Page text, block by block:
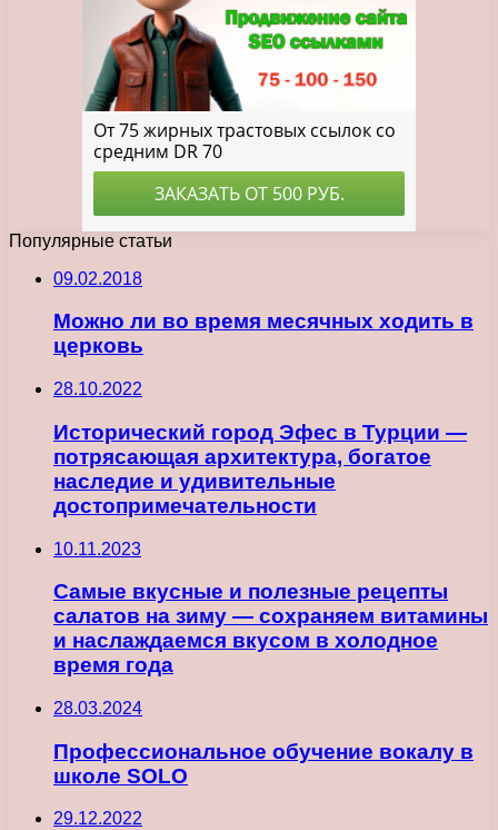
Популярные статьи
09.02.2018
Можно ли во время месячных ходить в
церковь
28.10.2022
Исторический город Эфес в Турции —
потрясающая архитектура, богатое
наследие и удивительные
достопримечательности
10.11.2023
Самые вкусные и полезные рецепты
салатов на зиму — сохраняем витамины
и наслаждаемся вкусом в холодное
время года
28.03.2024
Профессиональное обучение вокалу в
школе SOLO
29.12.2022